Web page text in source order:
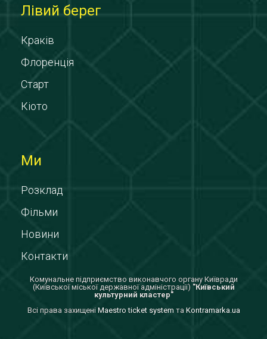
Лівий берег
Краків
Флоренція
Старт
Кіото
Ми
Розклад
Фільми
Новини
Контакти
Комунальне підприємство виконавчого органу Київради
(Київської міської державної адміністрації) "Київський
культурний кластер"
Всi права захищенi Maestro ticket system та Kontramarka.ua